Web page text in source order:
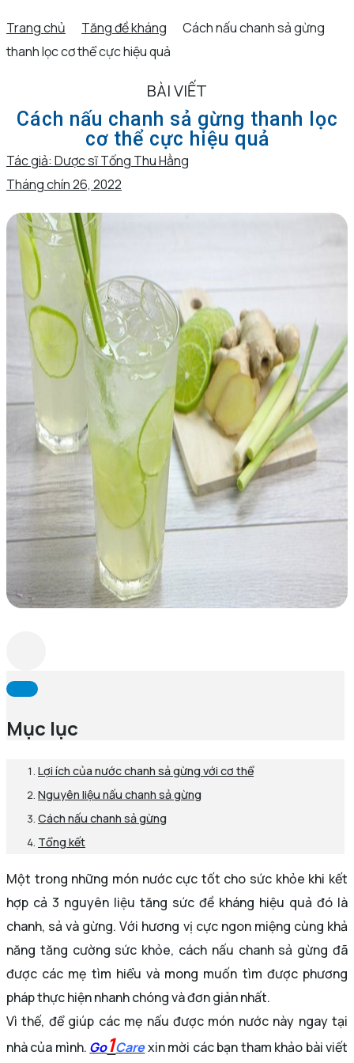
Trang chủ Tăng đề kháng
Cách nấu chanh sả gừng
thanh lọc cơ thể cực hiệu quả
BÀI VIẾT
Cách nấu chanh sả gừng thanh lọc
cơ thể cực hiệu quả
Tác giả: Dược sĩ Tống Thu Hằng
Tháng chín 26, 2022
Mục lục
Lợi ích của nước chanh sả gừng với cơ thể
Nguyên liệu nấu chanh sả gừng
Cách nấu chanh sả gừng
Tổng kết
Một trong những món nước cực tốt cho sức khỏe khi kết
hợp cả 3 nguyên liệu tăng sức đề kháng hiệu quả đó là
chanh, sả và gừng. Với hương vị cực ngon miệng cùng khả
năng tăng cường sức khỏe, cách nấu chanh sả gừng đã
được các mẹ tìm hiểu và mong muốn tìm được phương
pháp thực hiện nhanh chóng và đơn giản nhất.
Vì thế, để giúp các mẹ nấu được món nước này ngay tại
nhà của mình. Go1Carexin mời các bạn tham khảo bài viết